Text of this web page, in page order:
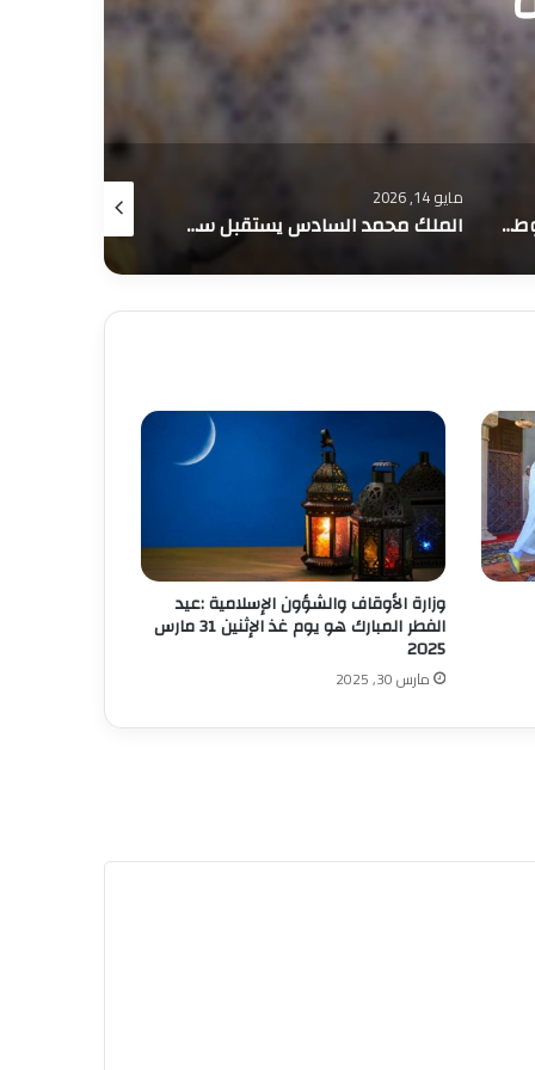
الملك محمد السادس يستقبل سفراء أجانب بالقصر الملكي بالرباط
أبريل 9, 2026
جلالة الملك محمد السادس يترأس مجلسا وزاريا بالقصر الملكي بالرباط .
مارس 5, 2026
وزارة الأوقاف والشؤون الإسلامية :عيد
الفطر المبارك هو يوم غذ الإثنين 31 مارس
2025
مارس 30, 2025